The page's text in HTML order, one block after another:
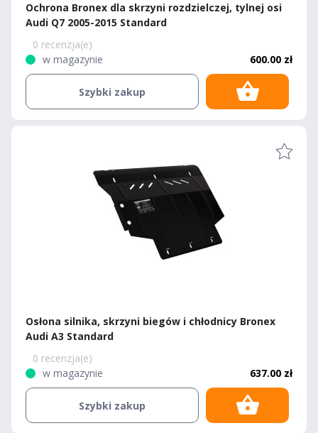
Ochrona Bronex dla skrzyni rozdzielczej, tylnej osi
Audi Q7 2005-2015 Standard
0 recenzja(e)
w magazynie
600.00 zł
Szybki zakup
Osłona silnika, skrzyni biegów i chłodnicy Bronex
Audi A3 Standard
0 recenzja(e)
w magazynie
637.00 zł
Szybki zakup